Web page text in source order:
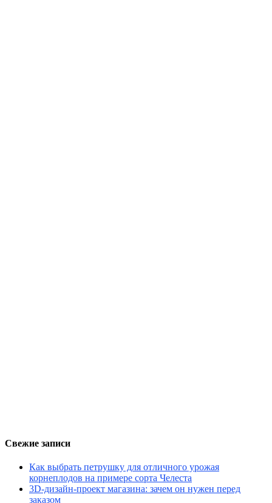
Свежие записи
Как выбрать петрушку для отличного урожая
корнеплодов на примере сорта Челеста
3D-дизайн-проект магазина: зачем он нужен перед
заказом